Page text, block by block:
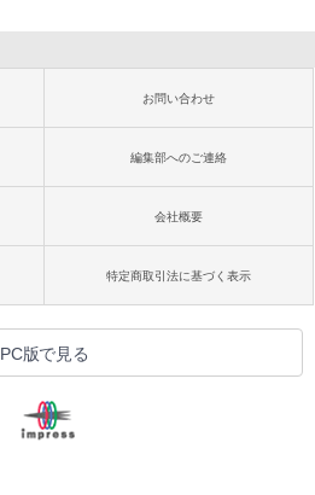
お問い合わせ
編集部へのご連絡
会社概要
特定商取引法に基づく表示
PC版で見る